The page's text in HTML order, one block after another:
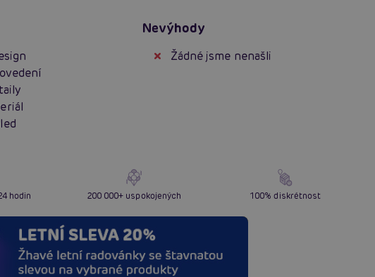
Nevýhody
Žádné jsme nenašli
hodin 200 000+ uspokojených 100% diskrétnost